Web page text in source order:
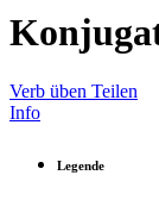
Verb üben Teilen
Info
Legende